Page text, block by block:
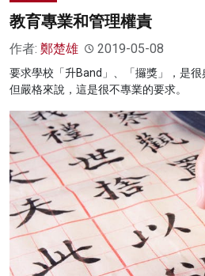
教育專業和管理權責
作者: 鄭楚雄 2019-05-08
要求學校「升Band」、「攞獎」，是很
但嚴格來說，這是很不專業的要求。